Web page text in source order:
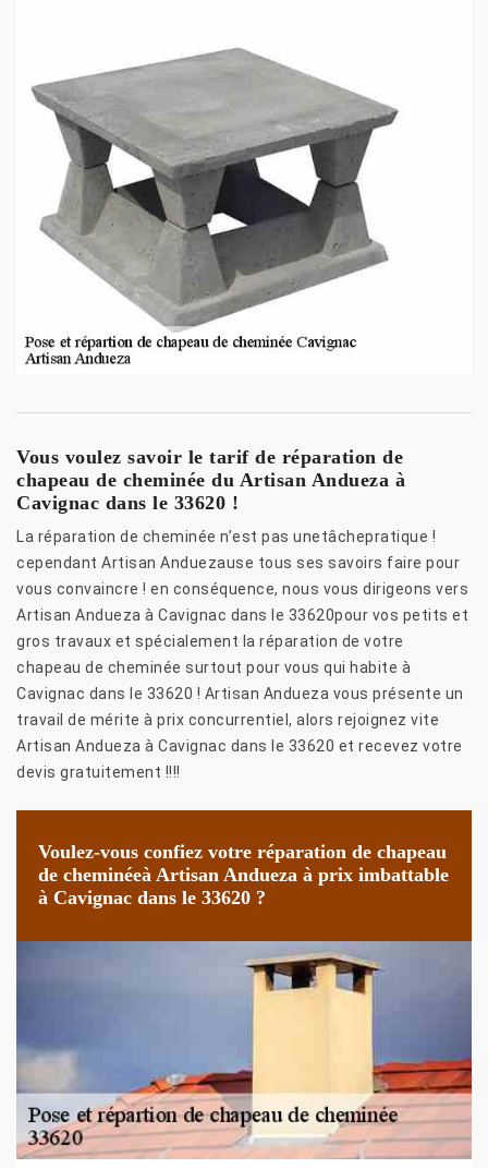
Vous voulez savoir le tarif de réparation de
chapeau de cheminée du Artisan Andueza à
Cavignac dans le 33620 !
La réparation de cheminée n’est pas unetâchepratique !
cependant Artisan Anduezause tous ses savoirs faire pour
vous convaincre ! en conséquence, nous vous dirigeons vers
Artisan Andueza à Cavignac dans le 33620pour vos petits et
gros travaux et spécialement la réparation de votre
chapeau de cheminée surtout pour vous qui habite à
Cavignac dans le 33620 ! Artisan Andueza vous présente un
travail de mérite à prix concurrentiel, alors rejoignez vite
Artisan Andueza à Cavignac dans le 33620 et recevez votre
devis gratuitement !!!!
Voulez-vous confiez votre réparation de chapeau
de cheminéeà Artisan Andueza à prix imbattable
à Cavignac dans le 33620 ?